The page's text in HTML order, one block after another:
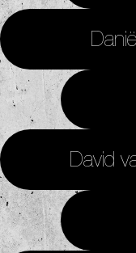
David